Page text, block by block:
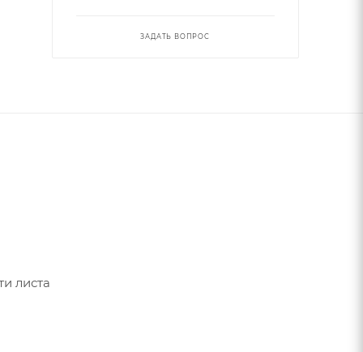
ЗАДАТЬ ВОПРОС
листа